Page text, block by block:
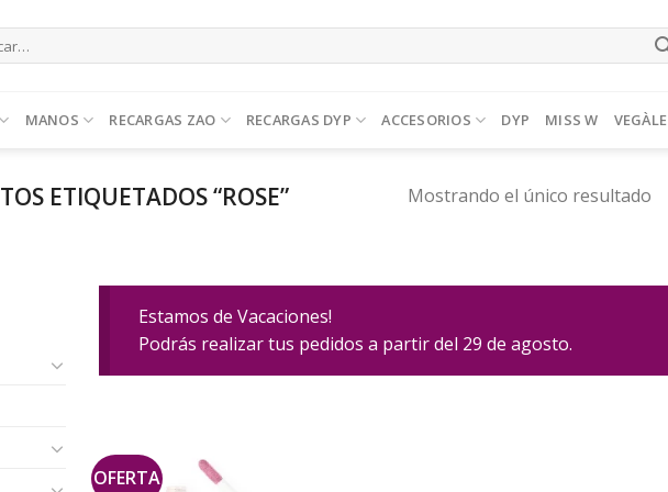
MANOS RECARGAS ZAO RECARGAS DYP ACCESORIOS DYP MISS W VEGÀLE
ETIQUETADOS “ROSE” Mostrando el único resultado
Estamos de Vacaciones!
Podrás realizar tus pedidos a partir del 29 de agosto.
OFERTA